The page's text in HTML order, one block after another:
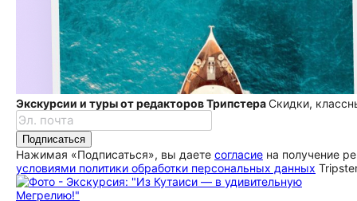
Экскурсии и туры от редакторов ТрипстераСкидки,
Подписаться
Нажимая «Подписаться», вы даете согласие на получение
условиями политики обработки персональных данных